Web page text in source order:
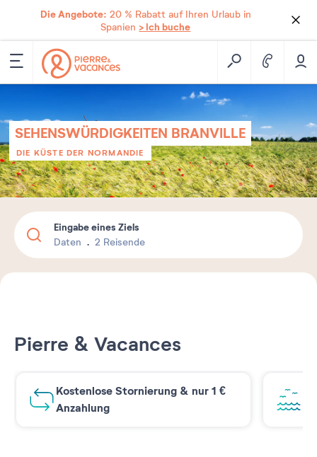
Die Angebote: 20 % Rabatt auf Ihren Urlaub in
Spanien > Ich buche
SEHENSWÜRDIGKEITEN BRANVILLE
DIE KÜSTE DER NORMANDIE
Eingabe eines Ziels
Daten 2 Reisende
Pierre & Vacances
Kostenlose Stornierung & nur 1 €
Anzahlung